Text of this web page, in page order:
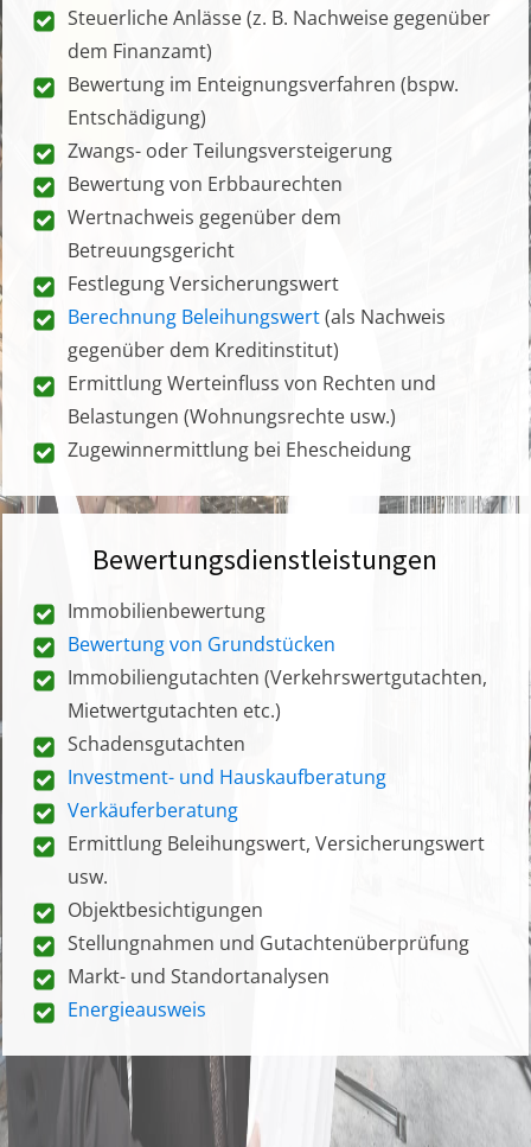
Steuerliche Anlässe (z. B. Nachweise gegenüber
dem Finanzamt)
Bewertung im Enteignungsverfahren (bspw.
Entschädigung)
Zwangs- oder Teilungsversteigerung
Bewertung von Erbbaurechten
Wertnachweis gegenüber dem
Betreuungsgericht
Festlegung Versicherungswert
Berechnung Beleihungswert(als Nachweis
gegenüber dem Kreditinstitut)
Ermittlung Werteinfluss von Rechten und
Belastungen (Wohnungsrechte usw.)
Zugewinnermittlung bei Ehescheidung
Bewertungsdienstleistungen
Immobilienbewertung
Bewertung von Grundstücken
Immobiliengutachten (Verkehrswertgutachten,
Mietwertgutachten etc.)
Schadensgutachten
Investment- und Hauskaufberatung
Verkäuferberatung
Ermittlung Beleihungswert, Versicherungswert
usw.
Objektbesichtigungen
Stellungnahmen und Gutachtenüberprüfung
Markt- und Standortanalysen
Energieausweis